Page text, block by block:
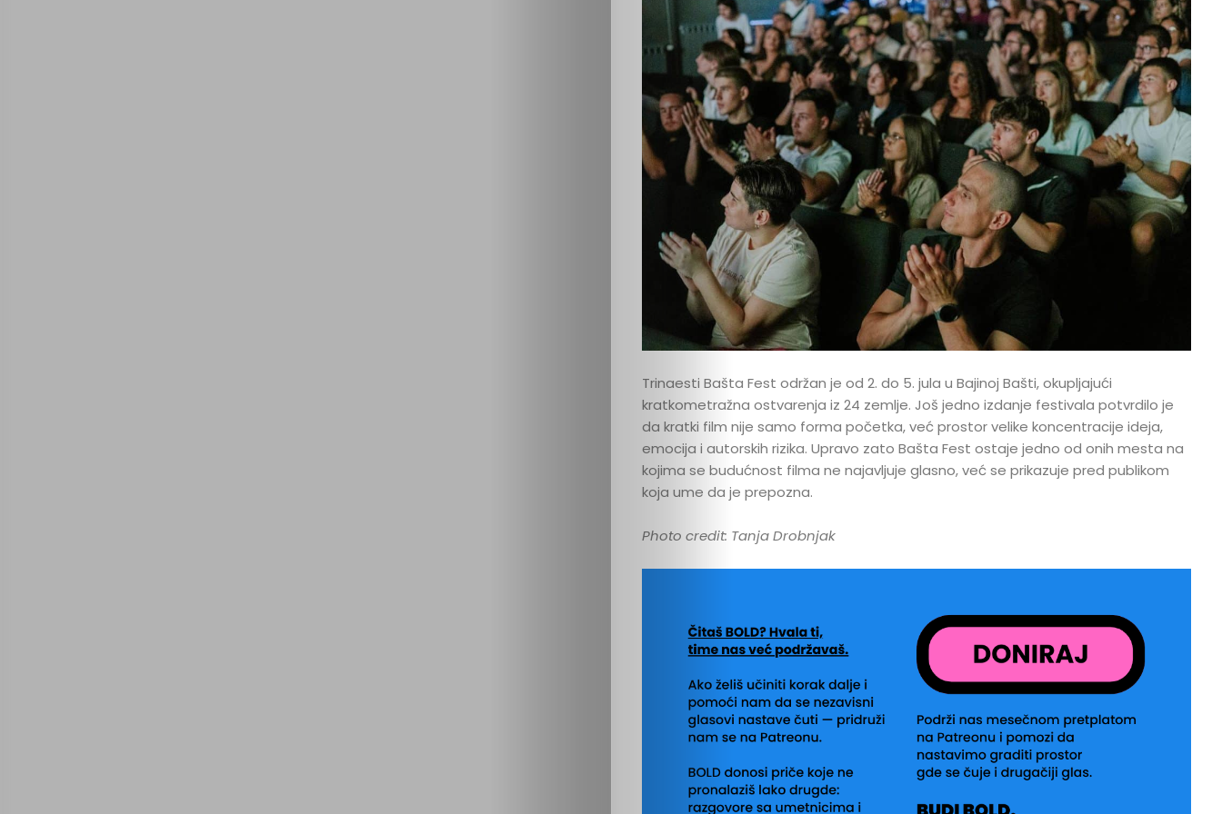
nas
Trinaesti Bašta Fest održan je od 2. do 5. jula u Bajinoj Bašti, okupljajući
kratkometražna ostvarenja iz 24 zemlje. Još jedno izdanje festivala potvrdilo je
da kratki film nije samo forma početka, već prostor velike koncentracije ideja,
emocija i autorskih rizika. Upravo zato Bašta Fest ostaje jedno od onih mesta na
kojima se budućnost filma ne najavljuje glasno, već se prikazuje pred publikom
koja ume da je prepozna.
Photo credit: Tanja Drobnjak